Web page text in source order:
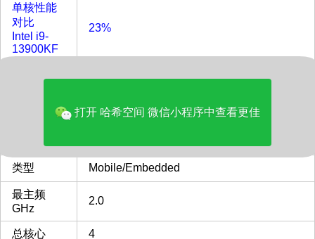
单核性能
对比
Intel i9-
13900KF
23%
13900KF
多核评分
类型 Mobile/Embedded
最主频
GHz
2.0
总核心 4
打开 哈希空间 微信小程序中查看更佳